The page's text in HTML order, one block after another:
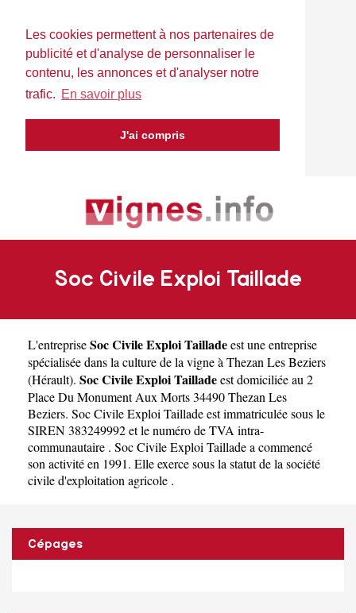
Les cookies permettent à nos partenaires de
publicité et d'analyse de personnaliser le
contenu, les annonces et d'analyser notre
trafic. En savoir plus
J'ai compris
Soc Civile Exploi Taillade
L'entrepriseSoc Civile Exploi Tailladeest uneentreprise
spécialisée dans la culture de la vigne à Thezan Les Beziers
(Hérault). Soc Civile Exploi Tailladeest domiciliée au 2
Place Du Monument Aux Morts 34490 Thezan Les
Beziers. Soc Civile Exploi Taillade est immatriculée sous le
SIREN 383249992 et le numéro de TVA intra-
communautaire . Soc Civile Exploi Taillade a commencé
son activité en 1991. Elle exerce sous la statut de la société
civile d'exploitation agricole .
Cépages